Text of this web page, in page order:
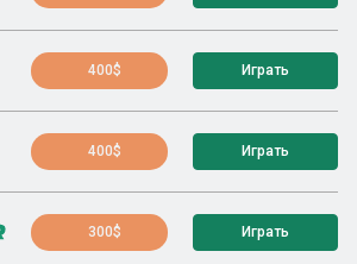
400$ Играть
400$ Играть
300$ Играть